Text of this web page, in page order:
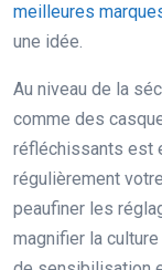
meilleures
une idée.
Au niveau de la
comme des
réfléchissants est
régulièrement
peaufiner les
magnifier la